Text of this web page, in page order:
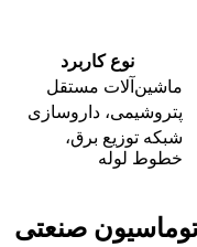
نوع کاربرد
ماشین‌آلات مستقل
پتروشیمی، داروسازی
شبکه توزیع برق،
خطوط لوله
صنعتی